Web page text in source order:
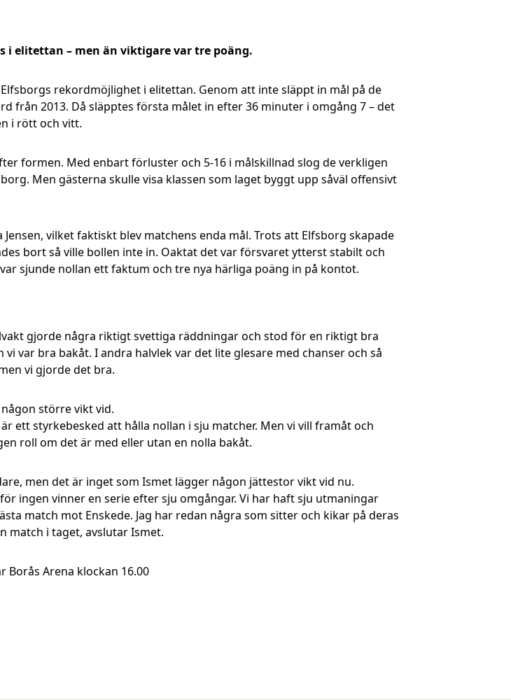
elitettan – men än viktigare var tre poäng.
rekordmöjlighet i elitettan. Genom att inte släppt in mål på de
från 2013. Då släpptes första målet in efter 36 minuter i omgång 7 – det
i rött och vitt.
formen. Med enbart förluster och 5-16 i målskillnad slog de verkligen
Men gästerna skulle visa klassen som laget byggt upp såväl offensivt
vilket faktiskt blev matchens enda mål. Trots att Elfsborg skapade
bort så ville bollen inte in. Oaktat det var försvaret ytterst stabilt och
sjunde nollan ett faktum och tre nya härliga poäng in på kontot.
gjorde några riktigt svettiga räddningar och stod för en riktigt bra
var bra bakåt. I andra halvlek var det lite glesare med chanser och så
vi gjorde det bra.
större vikt vid.
ett styrkebesked att hålla nollan i sju matcher. Men vi vill framåt och
roll om det är med eller utan en nolla bakåt.
men det är inget som Ismet lägger någon jättestor vikt vid nu.
ingen vinner en serie efter sju omgångar. Vi har haft sju utmaningar
match mot Enskede. Jag har redan några som sitter och kikar på deras
match i taget, avslutar Ismet.
Borås Arena klockan 16.00